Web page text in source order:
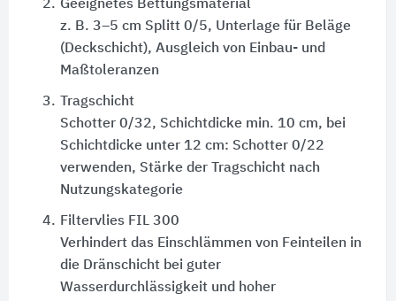
2. Geeignetes Bettungsmaterial
z. B. 3–5 cm Splitt 0/5, Unterlage für Beläge
(Deckschicht), Ausgleich von Einbau- und
Maßtoleranzen
3.
Tragschicht
Schotter 0/32, Schichtdicke min. 10 cm, bei
Schichtdicke unter 12 cm: Schotter 0/22
verwenden, Stärke der Tragschicht nach
Nutzungskategorie
4. Filtervlies FIL 300
Verhindert das Einschlämmen von Feinteilen in
die Dränschicht bei guter
Wasserdurchlässigkeit und hoher